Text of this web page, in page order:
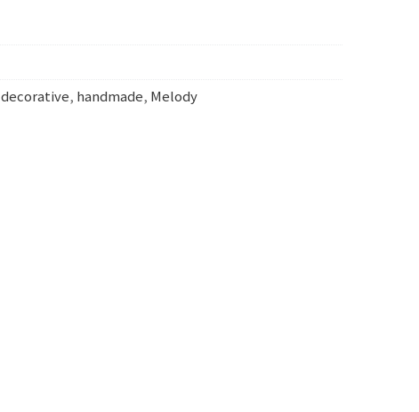
decorative, handmade, Melody